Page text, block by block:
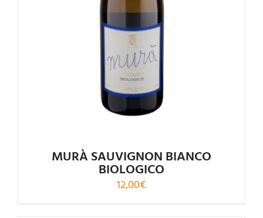
4.00su 5
MURÀ SAUVIGNON BIANCO
BIOLOGICO
12,00€